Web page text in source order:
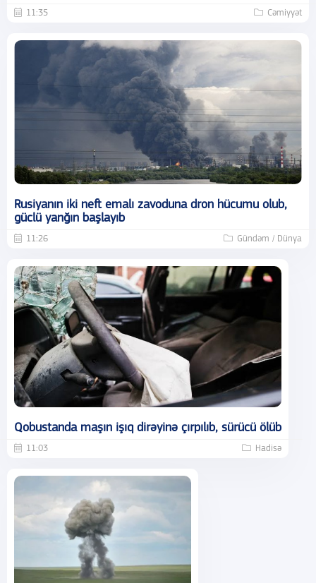
11:35 Cəmiyyət
Rusiyanın iki neft emalı zavoduna dron hücumu olub,
güclü yanğın başlayıb
11:26 Gündəm / Dünya
Qobustanda maşın işıq dirəyinə çırpılıb, sürücü ölüb
11:03 Hadisə